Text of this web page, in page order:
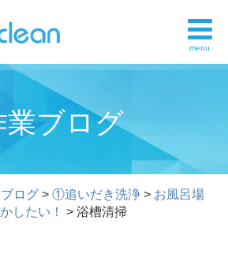
menu
業ブログ
ログ > ①追いだき洗浄 > お風呂場
したい！
> 浴槽清掃